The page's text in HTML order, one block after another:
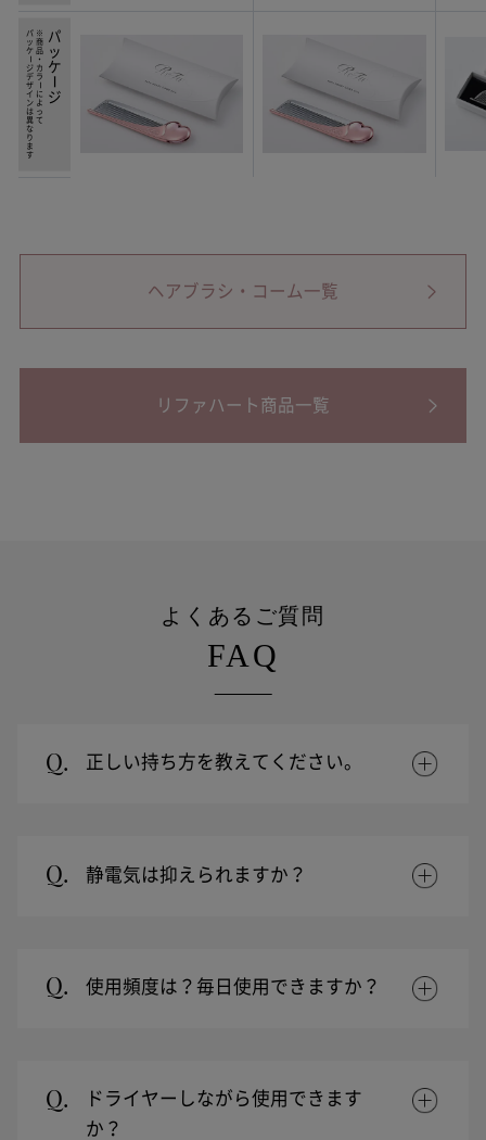
パッケ
ー
ジ
※商品・カラ
ー
によって
パッケ
ー
ジデザインは異なります
ヘアブラシ・コーム一覧
リファハート商品一覧
よくあるご質問
FAQ
Q. 正しい持ち方を教えてください。
Q. 静電気は抑えられますか？
Q. 使用頻度は？毎日使用できますか？
Q.
ドライヤーしながら使用できます
か？